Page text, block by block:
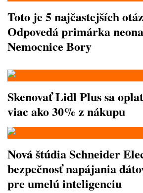
Toto je 5 najčastejších
Odpovedá primárka
Nemocnice Bory
Skenovať Lidl Plus sa
viac ako 30% z nákupu
Nová štúdia Schneider
bezpečnosť napájania
pre umelú inteligenciu